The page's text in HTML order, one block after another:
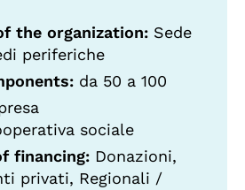
the organization: Sede
periferiche
da 50 a 100
sociale
financing: Donazioni,
privati, Regionali /